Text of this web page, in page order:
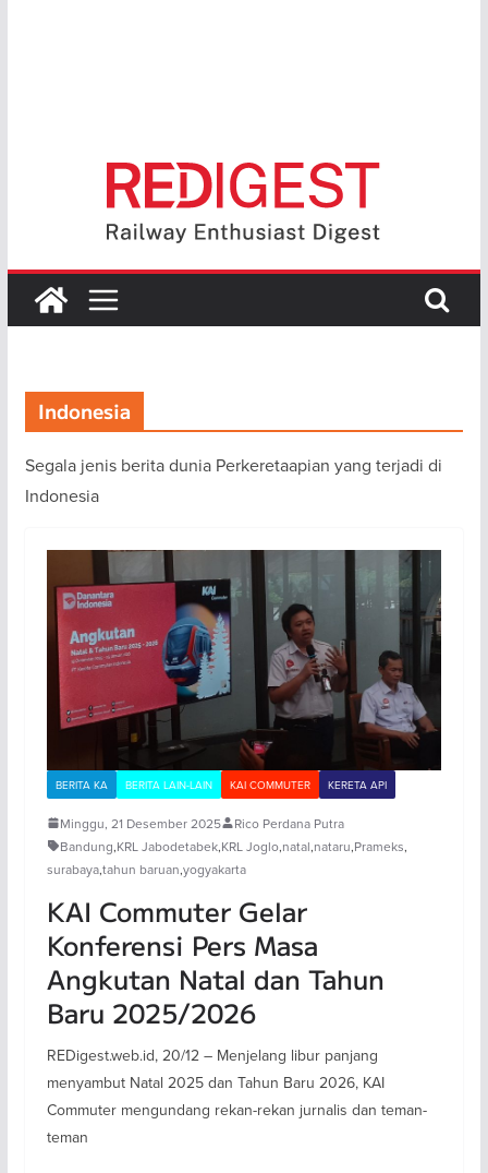
Indonesia
Segala jenis berita dunia Perkeretaapian yang terjadi di
Indonesia
BERITA KA BERITA LAIN-LAIN KAI COMMUTER KERETA API
Minggu, 21 Desember 2025
Rico Perdana Putra
Bandung,KRL Jabodetabek,KRL Joglo,natal,nataru,Prameks,
surabaya,tahun baruan,yogyakarta
KAI Commuter Gelar
Konferensi Pers Masa
Angkutan Natal dan Tahun
Baru 2025/2026
REDigest.web.id, 20/12 – Menjelang libur panjang
menyambut Natal 2025 dan Tahun Baru 2026, KAI
Commuter mengundang rekan-rekan jurnalis dan teman-
teman